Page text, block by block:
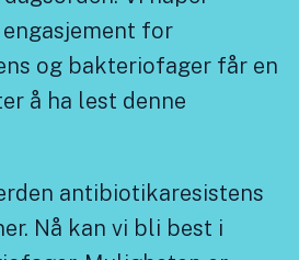
for
og bakteriofager får en
å ha lest denne
antibiotikaresistens
Nå kan vi bli best i